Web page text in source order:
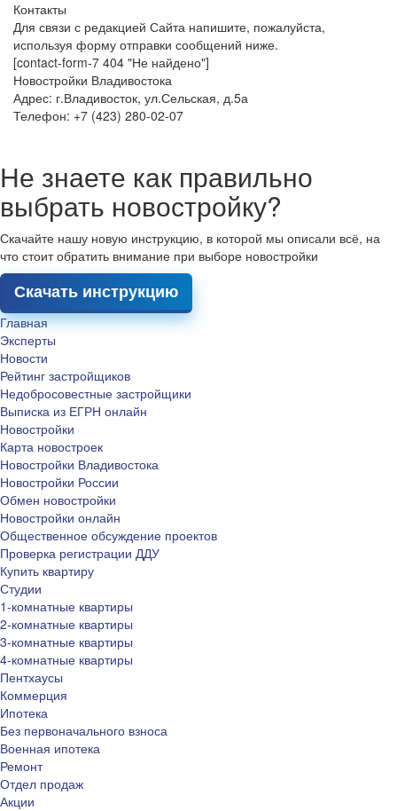
Контакты
Для связи с редакцией Сайта напишите, пожалуйста,
используя форму отправки сообщений ниже.
[contact-form-7 404 "Не найдено"]
Новостройки Владивостока
Адрес: г.Владивосток, ул.Сельская, д.5а
Телефон: +7 (423) 280-02-07
Не знаете как правильно
выбрать новостройку?
Скачайте нашу новую инструкцию, в которой мы описали всё, на
что стоит обратить внимание при выборе новостройки
Скачать инструкцию
Главная
Эксперты
Новости
Рейтинг застройщиков
Недобросовестные застройщики
Выписка из ЕГРН онлайн
Новостройки
Карта новостроек
Новостройки Владивостока
Новостройки России
Обмен новостройки
Новостройки онлайн
Общественное обсуждение проектов
Проверка регистрации ДДУ
Купить квартиру
Студии
1-комнатные квартиры
2-комнатные квартиры
3-комнатные квартиры
4-комнатные квартиры
Пентхаусы
Коммерция
Ипотека
Без первоначального взноса
Военная ипотека
Ремонт
Отдел продаж
Акции